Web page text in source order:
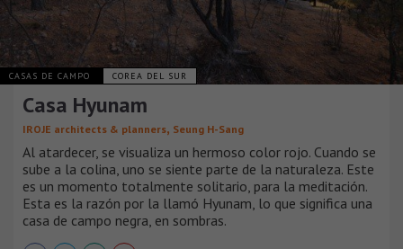
CASAS DE CAMPO COREA DEL SUR
Casa Hyunam
IROJE architects & planners, Seung H-Sang
Al atardecer, se visualiza un hermoso color rojo. Cuando se
sube a la colina, uno se siente parte de la naturaleza. Este
es un momento totalmente solitario, para la meditación.
Esta es la razón por la llamó Hyunam, lo que significa una
casa de campo negra, en sombras.